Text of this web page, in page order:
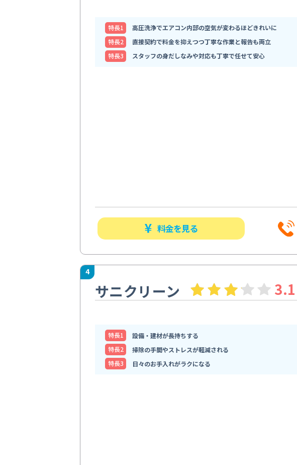
特⻑1
高圧洗浄でエアコン内部の空気が変わるほどきれいに
特⻑2
直接契約で料金を抑えつつ丁寧な作業と報告も両立
特⻑3
スタッフの身だしなみや対応も丁寧で任せて安心
料金を見る
4
サニクリーン 3.1
特⻑1
設備・建材が長持ちする
特⻑2
掃除の手間やストレスが軽減される
特⻑3
日々のお手入れがラクになる